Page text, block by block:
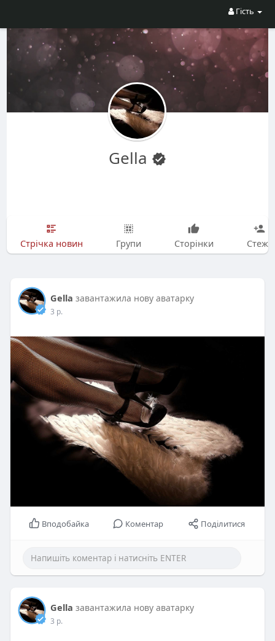
Гість
Gella
Стрічка новин Групи Сторінки Стежу
Gella завантажила нову аватарку
3 р.
Вподобайка Коментар Поділитися
Gella завантажила нову аватарку
3 р.